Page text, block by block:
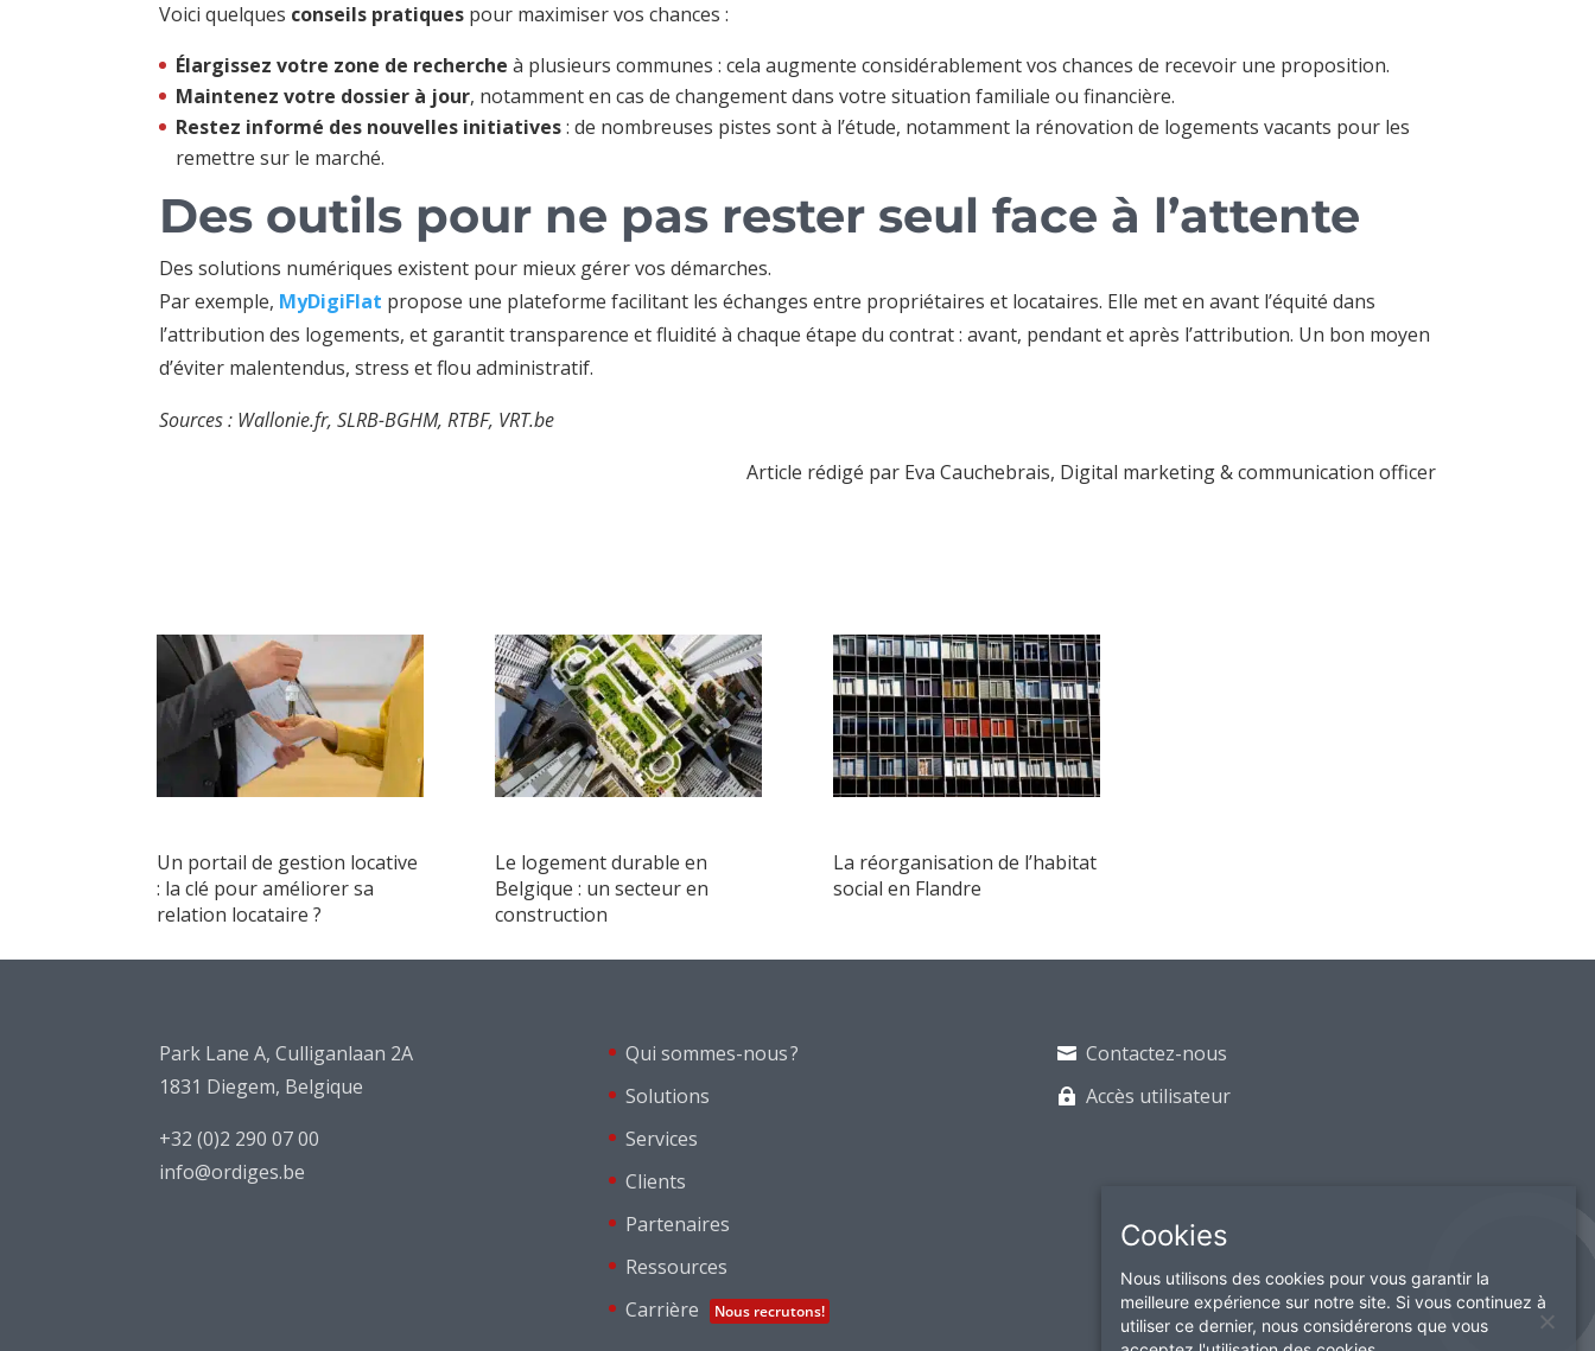
Voici quelques conseils pratiques pour maximiser vos chances :
Élargissez votre zone de recherche à plusieurs communes : cela augmente considérablement vos chances de recevoir une proposition.
Maintenez votre dossier à jour, notamment en cas de changement dans votre situation familiale ou financière.
Restez informé des nouvelles initiatives: de nombreuses pistes sont à l’étude, notamment la rénovation de logements vacants pour les
remettre sur le marché.
Des outils pour ne pas rester seul face à l’attente
Des solutions numériques existent pour mieux gérer vos démarches.
Par exemple, MyDigiFlat propose une plateforme facilitant les échanges entre propriétaires et locataires. Elle met en avant l’équité dans
l’attribution des logements, et garantit transparence et fluidité à chaque étape du contrat : avant, pendant et après l’attribution. Un bon moyen
d’éviter malentendus, stress et flou administratif.
Sources : Wallonie.fr, SLRB-BGHM, RTBF, VRT.be
Article rédigé par Eva Cauchebrais, Digital marketing & communication officer
Un portail de gestion locative
: la clé pour améliorer sa
relation locataire ?
Le logement durable en
Belgique : un secteur en
construction
La réorganisation de l’habitat
social en Flandre
Park Lane A, Culliganlaan 2A
1831 Diegem, Belgique
+32 (0)2 290 07 00
info@ordiges.be
Qui sommes-nous ?
Solutions
Services
Clients
Partenaires
Ressources
Carrière
Nous recrutons!
Contactez-nous
Accès utilisateur
Cookies
Nous utilisons des cookies pour vous garantir la
meilleure expérience sur notre site. Si vous continuez à
utiliser ce dernier, nous considérerons que vous